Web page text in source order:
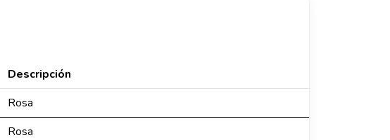
Descripción
Rosa
Rosa